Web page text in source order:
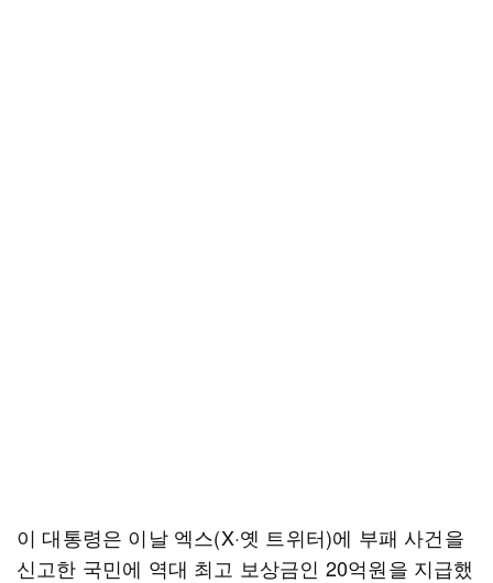
이 대통령은 이날 엑스(X·옛 트위터)에 부패 사건을
신고한 국민에 역대 최고 보상금인 20억원을 지급했